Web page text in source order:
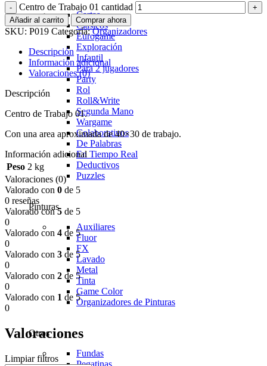
Cartas
Clasicos
Eurogame
Exploración
Infantil
Para 2 jugadores
Party
Rol
Roll&Write
Segunda Mano
Wargame
Colaborativos
De Palabras
En Tiempo Real
Deductivos
Puzzles
Pinturas
Auxiliares
Fluor
FX
Lavado
Metal
Tinta
Game Color
Organizadores de Pinturas
Otros
Fundas
Pegatinas
Centro de Trabajo 01 cantidad
Añadir al carrito Comprar ahora
SKU: P019 Categoría: Organizadores
Descripción
Información adicional
Valoraciones (0)
Descripción
Centro de Trabajo 01.
Con una area aproximada de 40×30 de trabajo.
Información adicional
Peso 2 kg
Valoraciones (0)
Valorado con 0 de 5
0 reseñas
Valorado con5 de 5
0
Valorado con 4 de 5
0
Valorado con 3 de 5
0
Valorado con 2 de 5
0
Valorado con 1 de 5
0
Valoraciones
Limpiar filtros